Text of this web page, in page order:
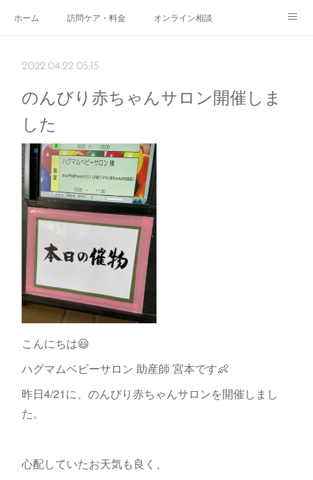
ホーム 訪問ケア・料金 オンライン相談
2022.04.22 05:15
のんびり赤ちゃんサロン開催しま
した
こんにちは😃
ハグマムベビーサロン 助産師 宮本です👶
昨日4/21に、のんびり赤ちゃんサロンを開催しまし
た。
心配していたお天気も良く、